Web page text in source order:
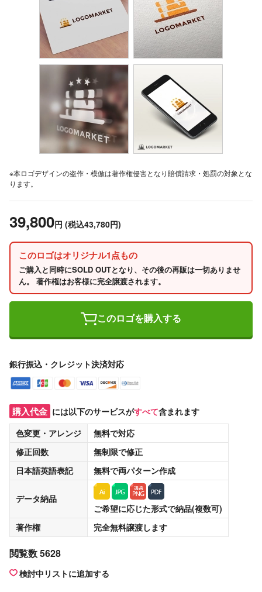
※本ロゴデザインの盗作・模倣は著作権侵害となり賠償請求・処罰の対象とな
ります。
39,800円 (税込43,780円)
このロゴはオリジナル1点もの
ご購入と同時にSOLD OUTとなり、その後の再販は一切ありませ
ん。 著作権はお客様に完全譲渡されます。
このロゴを購入する
銀行振込・クレジット決済対応
購入代金 には以下のサービスがすべて含まれます
色変更・アレンジ
無料で対応
修正回数
無制限で修正
日本語英語表記
無料で両パターン作成
データ納品
ご希望に応じた形式で納品(複数可)
著作権
完全無料譲渡します
閲覧数 5628
検討中リストに追加する